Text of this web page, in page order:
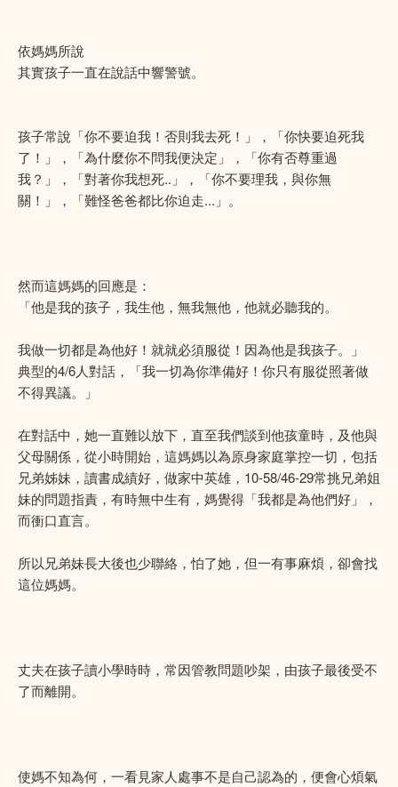
依媽媽所說
其實孩子一直在說話中響警號。
孩子常說「你不要迫我！否則我去死！」，「你快要迫死我
了！」，「為什麼你不問我便決定」，「你有否尊重過
我？」，「對著你我想死..」，「你不要理我，與你無
關！」，「難怪爸爸都比你迫走...」。
然而這媽媽的回應是：
「他是我的孩子，我生他，無我無他，他就必聽我的。
我做一切都是為他好！就就必須服從！因為他是我孩子。」
典型的4/6人對話，「我一切為你準備好！你只有服從照著做
不得異議。」
在對話中，她一直難以放下，直至我們談到他孩童時，及他與
父母關係，從小時開始，這媽媽以為原身家庭掌控一切，包括
兄弟姊妹，讀書成績好，做家中英雄，10-58/46-29常挑兄弟姐
妹的問題指責，有時無中生有，媽覺得「我都是為他們好」，
而衝口直言。
所以兄弟妹長大後也少聯絡，怕了她，但一有事麻煩，卻會找
這位媽媽。
丈夫在孩子讀小學時時，常因管教問題吵架，由孩子最後受不
了而離開。
使媽不知為何，一看見家人處事不是自己認為的，便會心煩氣